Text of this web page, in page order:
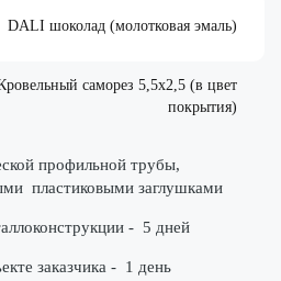
DALI шоколад (молотковая эмаль)
саморез 5,5х2,5 (в цвет
покрытия)
профильной трубы,
пластиковыми заглушками
- 5 дней
заказчика - 1 день